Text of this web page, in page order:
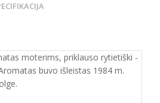
moterims, priklauso rytietiški -
buvo išleistas 1984 m.